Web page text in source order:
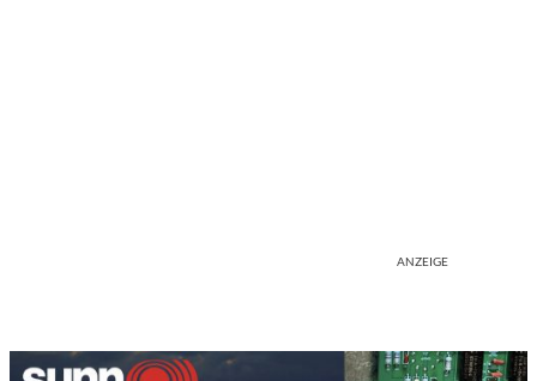
ANZEIGE